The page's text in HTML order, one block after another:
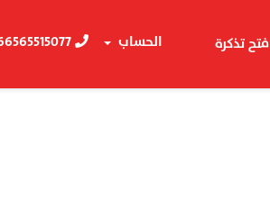
الحساب فتح تذكرة